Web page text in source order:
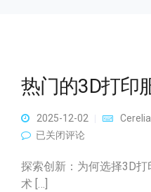
热门的3D打印
2025-12-02 Cerelia
热门的3D打印服务推荐
已关闭评论
探索创新：为何选择3D
术 […]